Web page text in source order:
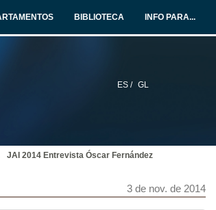
BIBLIOTECA INFO PARA...
ES / GL
JAI 2014 Entrevista Óscar Fernández
3 de nov. de 2014
Car Easy Apps, desenvolvemento de aplicacións no coche conectado
3 de nov. de 2014